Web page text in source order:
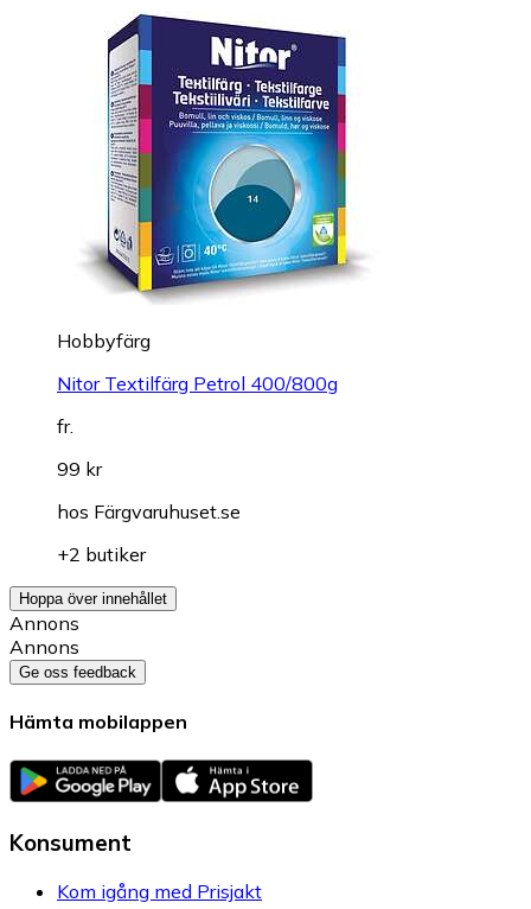
Hobbyfärg
Nitor Textilfärg Petrol 400/800g
fr.
99 kr
hos Färgvaruhuset.se
+2 butiker
Hoppa över innehållet
Annons
Annons
Ge oss feedback
Hämta mobilappen
Konsument
Kom igång med Prisjakt